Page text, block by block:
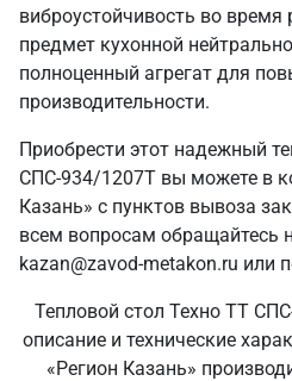
виброустойчивость во время
предмет кухонной
полноценный агрегат для
производительности.
Приобрести этот надежный
СПС-934/1207Т вы можете в
Казань» с пунктов вывоза
всем вопросам обращайтесь
kazan@zavod-metakon.ru или
Тепловой стол Техно ТТ
описание и технические
«Регион Казань»